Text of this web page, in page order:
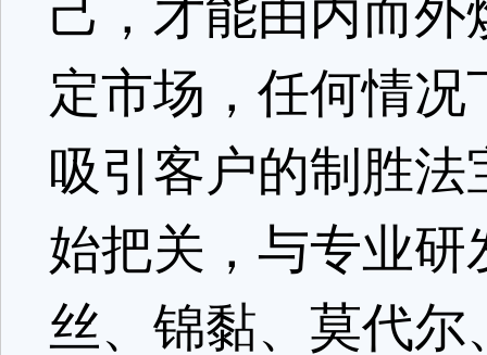
己，才能由内而
定市场，任何情
吸引客户的制胜
始把关，与专业
丝、锦黏、莫代